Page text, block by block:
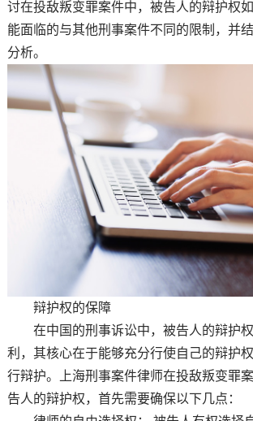
讨在投敌叛变罪案件中，被告人的辩护权
能面临的与其他刑事案件不同的限制，并
分析。
辩护权的保障
在中国的刑事诉讼中，被告人的辩护权
利，其核心在于能够充分行使自己的辩护
行辩护。上海刑事案件律师在投敌叛变罪
告人的辩护权，首先需要确保以下几点：